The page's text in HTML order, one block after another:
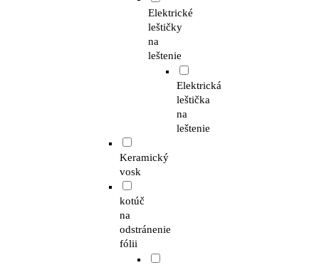
Elektrické
leštičky
na
leštenie
Elektrická
leštička
na
leštenie
Keramický
vosk
kotúč
na
odstránenie
fólii